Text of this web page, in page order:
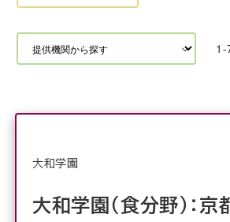
1-
大和学園
大和学園（食分野）：